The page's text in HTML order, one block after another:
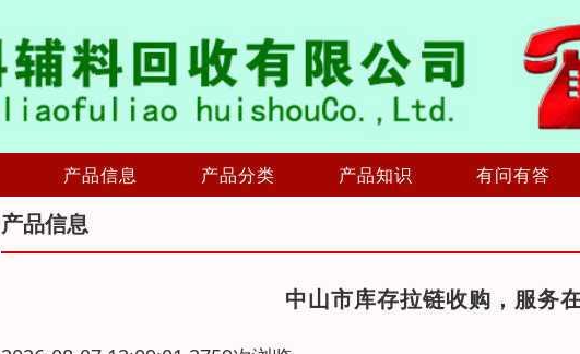
产品信息 产品分类 产品知识 有问有答
产品信息
中山市库存拉链收购，服务